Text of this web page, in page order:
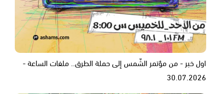
اول خبر - من مؤتمر الشّمس إلى حملة الطرق.. ملفات الساعة -
30.07.2026